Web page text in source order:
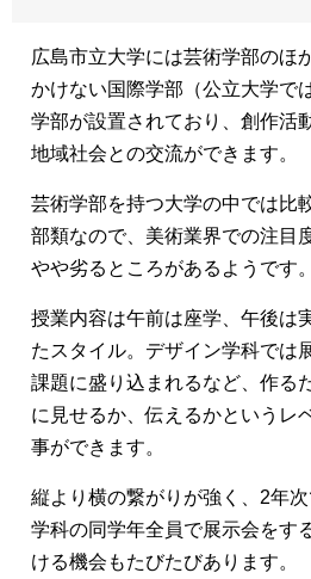
広島市立大学には芸術学部のほ
かけない国際学部（公立大学で
学部が設置されており、創作活
地域社会との交流ができます。
芸術学部を持つ大学の中では比
部類なので、美術業界での注目
やや劣るところがあるようです。
授業内容は午前は座学、午後は
たスタイル。デザイン学科では
課題に盛り込まれるなど、作る
に見せるか、伝えるかというレ
事ができます。
縦より横の繋がりが強く、2年
学科の同学年全員で展示会をす
ける機会もたびたびあります。